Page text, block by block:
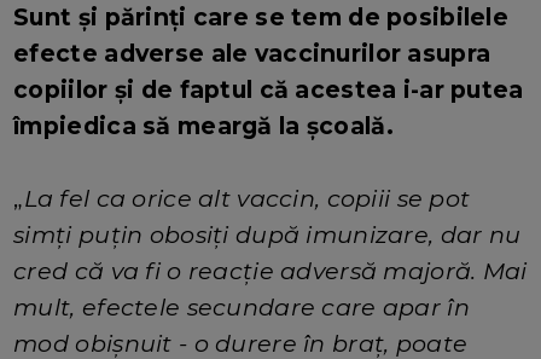
Sunt și părinți care se tem de posibilele
efecte adverse ale vaccinurilor asupra
copiilor și de faptul că acestea i-ar putea
împiedica să meargă la școală.
„La fel ca orice alt vaccin, copiii se pot
simți puțin obosiți după imunizare, dar nu
cred că va fi o reacție adversă majoră. Mai
mult, efectele secundare care apar în
mod obișnuit - o durere în braț, poate